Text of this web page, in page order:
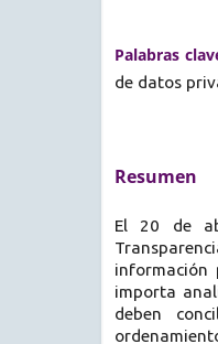
Palabras
de datos
Resumen
El 20 de
información
importa
deben